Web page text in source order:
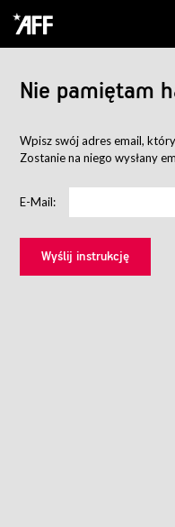
Nie pamiętam
Wpisz swój adres email,
Zostanie na niego wysłany
E-Mail: